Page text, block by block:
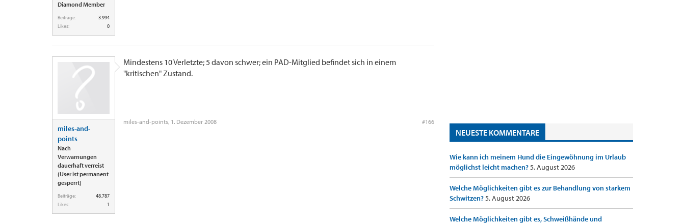
Diamond Member
Beiträge:
3.994
Likes:
0
miles-and-
points
Nach
Verwarnungen
dauerhaft verreist
(User ist permanent
gesperrt)
Beiträge:
48.787
Likes:
1
Mindestens 10 Verletzte; 5 davon schwer; ein PAD-Mitglied befindet sich in einem
"kritischen" Zustand.
miles-and-points, 1. Dezember 2008 #166
NEUESTE KOMMENTARE
Wie kann ich meinem Hund die Eingewöhnung im Urlaub
möglichst leicht machen?5. August 2026
Welche Möglichkeiten gibt es zur Behandlung von starkem
Schwitzen?5. August 2026
Welche Möglichkeiten gibt es, Schweißhände und